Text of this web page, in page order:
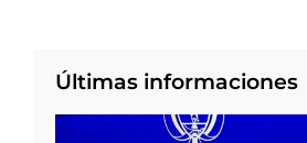
Últimas informaciones